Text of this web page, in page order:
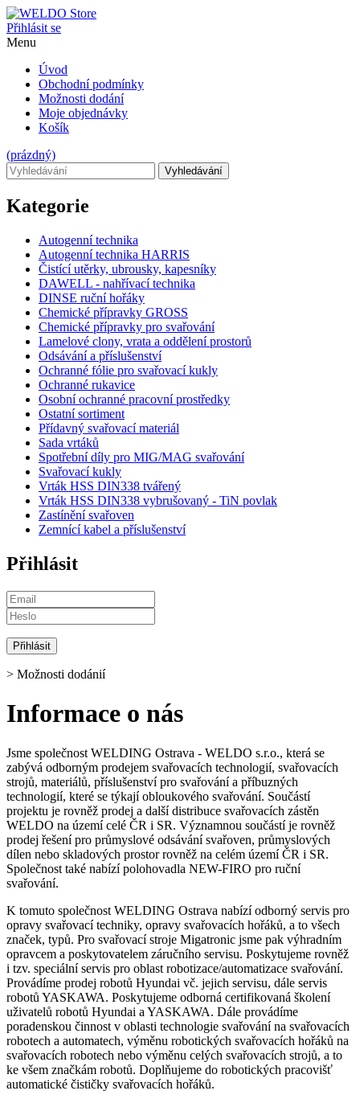
Přihlásit se
Menu
Úvod
Obchodní podmínky
Možnosti dodání
Moje objednávky
Košík
(prázdný)
Vyhledávání
Kategorie
Autogenní technika
Autogenní technika HARRIS
Čistící utěrky, ubrousky, kapesníky
DAWELL - nahřívací technika
DINSE ruční hořáky
Chemické přípravky GROSS
Chemické přípravky pro svařování
Lamelové clony, vrata a oddělení prostorů
Odsávání a příslušenství
Ochranné fólie pro svařovací kukly
Ochranné rukavice
Osobní ochranné pracovní prostředky
Ostatní sortiment
Přídavný svařovací materiál
Sada vrtáků
Spotřební díly pro MIG/MAG svařování
Svařovací kukly
Vrták HSS DIN338 tvářený
Vrták HSS DIN338 vybrušovaný - TiN povlak
Zastínění svařoven
Zemnící kabel a příslušenství
Přihlásit
> Možnosti dodánií
Informace o nás
Jsme společnost WELDING Ostrava - WELDO s.r.o., která se
zabývá odborným prodejem svařovacích technologií, svařovacích
strojů, materiálů, příslušenství pro svařování a příbuzných
technologií, které se týkají obloukového svařování. Součástí
projektu je rovněž prodej a další distribuce svařovacích zástěn
WELDO na území celé ČR i SR. Významnou součástí je rovněž
prodej řešení pro průmyslové odsávání svařoven, průmyslových
dílen nebo skladových prostor rovněž na celém území ČR i SR.
Společnost také nabízí polohovadla NEW-FIRO pro ruční
svařování.
K tomuto společnost WELDING Ostrava nabízí odborný servis pro
opravy svařovací techniky, opravy svařovacích hořáků, a to všech
značek, typů. Pro svařovací stroje Migatronic jsme pak výhradním
opravcem a poskytovatelem záručního servisu. Poskytujeme rovněž
i tzv. speciální servis pro oblast robotizace/automatizace svařování.
Provádíme prodej robotů Hyundai vč. jejich servisu, dále servis
robotů YASKAWA. Poskytujeme odborná certifikovaná školení
uživatelů robotů Hyundai a YASKAWA. Dále provádíme
poradenskou činnost v oblasti technologie svařování na svařovacích
robotech a automatech, výměnu robotických svařovacích hořáků na
svařovacích robotech nebo výměnu celých svařovacích strojů, a to
ke všem značkám robotů. Doplňujeme do robotických pracovišť
automatické čističky svařovacích hořáků.